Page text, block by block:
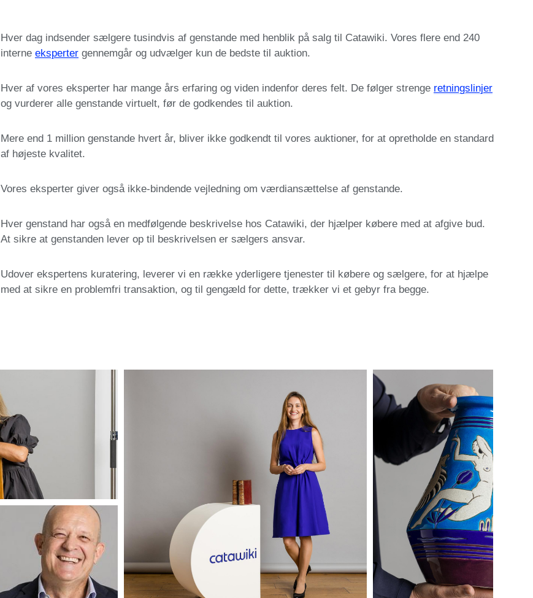
Hver dag indsender sælgere tusindvis af genstande med henblik på salg til Catawiki. Vores flere end 240
interne eksperter gennemgår og udvælger kun de bedste til auktion.
Hver af vores eksperter har mange års erfaring og viden indenfor deres felt. De følger strenge retningslinjer
og vurderer alle genstande virtuelt, før de godkendes til auktion.
Mere end 1 million genstande hvert år, bliver ikke godkendt til vores auktioner, for at opretholde en standard
af højeste kvalitet.
Vores eksperter giver også ikke-bindende vejledning om værdiansættelse af genstande.
Hver genstand har også en medfølgende beskrivelse hos Catawiki, der hjælper købere med at afgive bud.
At sikre at genstanden lever op til beskrivelsen er sælgers ansvar.
Udover ekspertens kuratering, leverer vi en række yderligere tjenester til købere og sælgere, for at hjælpe
med at sikre en problemfri transaktion, og til gengæld for dette, trækker vi et gebyr fra begge.